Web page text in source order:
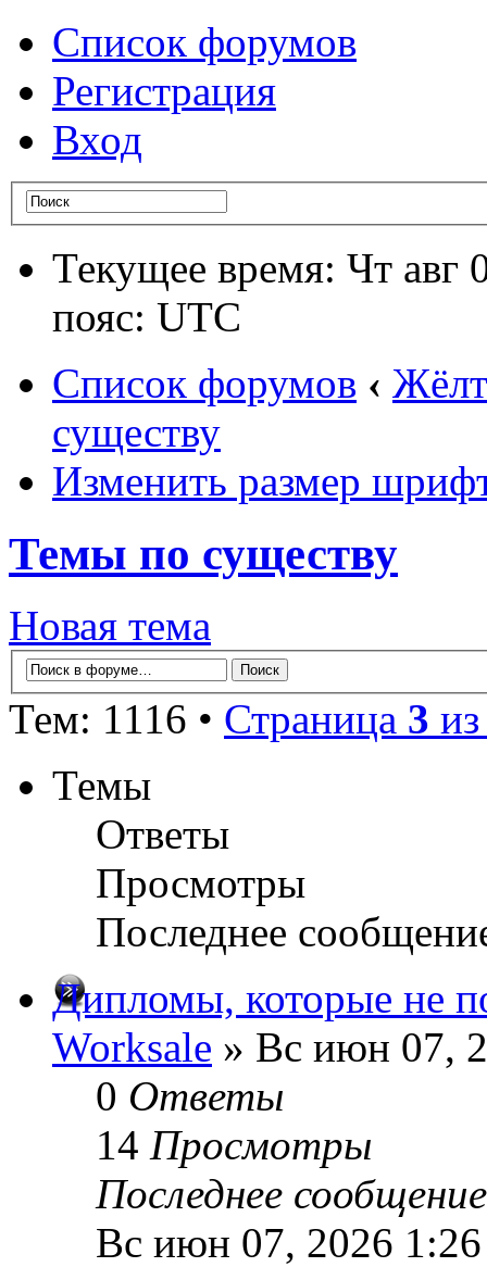
Список форумов
Регистрация
Вход
Текущее время: Чт авг
пояс: UTC
Список форумов ‹
существу
Изменить размер
Темы по существу
Новая тема
Тем: 1116 • Страница 3
Темы
Ответы
Просмотры
Последнее
Дипломы, которые не
Worksale » Вс июн 07,
0 Ответы
14 Просмотры
Последнее
Вс июн 07, 2026